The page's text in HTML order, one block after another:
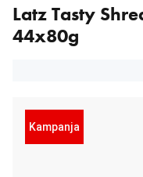
Eläinlääkäriruoat
Tuotemerkit
Uutuudet
Latz Tasty
44x80g
Kampanja